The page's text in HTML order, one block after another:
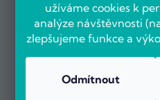
užíváme cookies k
analýze návštěvnosti
zlepšujeme funkce a
Odmítnout
OVĚŘENO